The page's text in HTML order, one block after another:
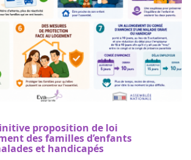
proposition de loi
des familles d’enfants
et handicapés
Donne di cuore a Nogent sur Oise
Cammina o corri per sostenere la ricerca
sul cancro infantile a Nogent-sur-Oise, a
in loco. Il 100% delle ...